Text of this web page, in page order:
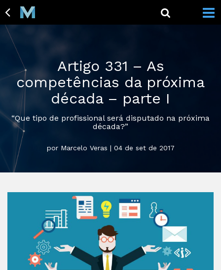
Artigo 331 – As
competências da próxima
década – parte I
“Que tipo de profissional será disputado na próxima
década?”
por Marcelo Veras | 04 de set de 2017